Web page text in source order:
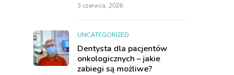
3 czerwca, 2026
UNCATEGORIZED
Dentysta dla pacjentów
onkologicznych – jakie
zabiegi są możliwe?